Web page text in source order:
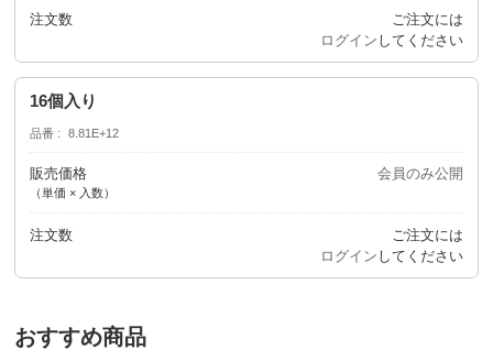
注文数
ご注文には
ログイン してください
16個入り
品番 8.81E+12
販売価格
（単価 × 入数）
会員のみ公開
注文数
ご注文には
ログイン してください
おすすめ商品